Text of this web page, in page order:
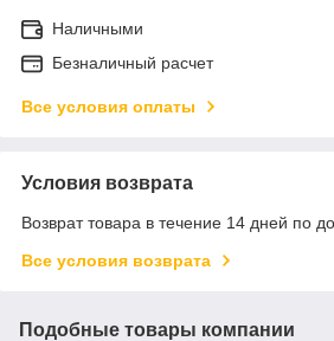
Наличными
Безналичный расчет
Все условия оплаты
Условия возврата
Возврат товара в течение 14 дней по
Все условия возврата
Подобные товары компании